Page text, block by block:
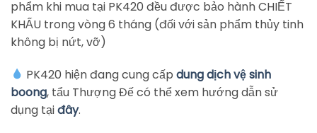
phẩm khi mua tại PK420 đều được bảo hành CHIẾT
KHẤU trong vòng 6 tháng (đối với sản phẩm thủy tinh
không bị nứt, vỡ)
PK420 hiện đang cung cấpdung dịch vệ sinh
boong, tẩu Thượng Đế có thể xem hướng dẫn sử
dụng tạiđây.